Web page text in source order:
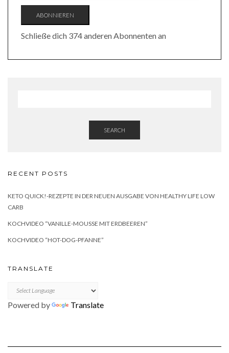
ABONNIEREN
Schließe dich 374 anderen Abonnenten an
SEARCH
RECENT POSTS
KETO QUICK!-REZEPTE IN DER NEUEN AUSGABE VON HEALTHY LIFE LOW
CARB
KOCHVIDEO “VANILLE-MOUSSE MIT ERDBEEREN”
KOCHVIDEO “HOT-DOG-PFANNE”
TRANSLATE
Powered by Translate